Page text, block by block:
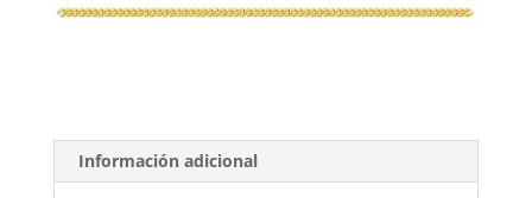
Información adicional